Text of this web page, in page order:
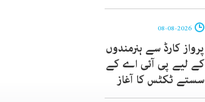
پرواز کارڈ سے ہنرمندوں
کے لیے پی آئی اے کے
سستے ٹکٹس کا آغاز